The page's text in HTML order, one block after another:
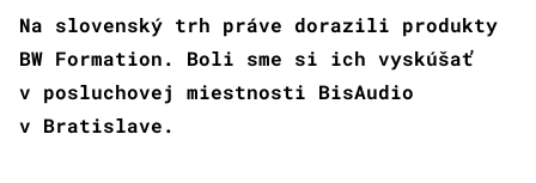
Na slovenský trh práve dorazili produkty
BW Formation. Boli sme si ich vyskúšať
v posluchovej miestnosti BisAudio
v Bratislave.